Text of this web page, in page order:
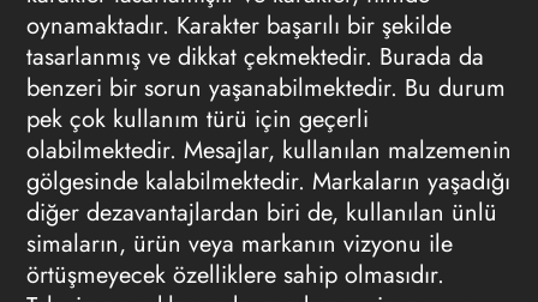
oynamaktadır. Karakter başarılı bir şekilde
tasarlanmış ve dikkat çekmektedir. Burada da
benzeri bir sorun yaşanabilmektedir. Bu durum
pek çok kullanım türü için geçerli
olabilmektedir. Mesajlar, kullanılan malzemenin
gölgesinde kalabilmektedir. Markaların yaşadığı
diğer dezavantajlardan biri de, kullanılan ünlü
simaların, ürün veya markanın vizyonu ile
örtüşmeyecek özelliklere sahip olmasıdır.